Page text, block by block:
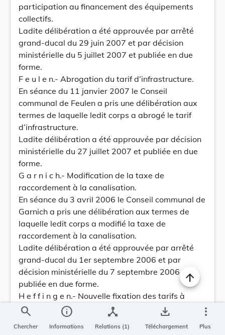
participation au financement des équipements
collectifs.
Ladite délibération a été approuvée par arrêté
grand-ducal du 29 juin 2007 et par décision
ministérielle du 5 juillet 2007 et publiée en due
forme.
F e u l e n.- Abrogation du tarif d’infrastructure.
En séance du 11 janvier 2007 le Conseil
communal de Feulen a pris une délibération aux
termes de laquelle ledit corps a abrogé le tarif
d’infrastructure.
Ladite délibération a été approuvée par décision
ministérielle du 27 juillet 2007 et publiée en due
forme.
G a r n i c h.- Modification de la taxe de
raccordement à la canalisation.
En séance du 3 avril 2006 le Conseil communal de
Garnich a pris une délibération aux termes de
laquelle ledit corps a modifié la taxe de
raccordement à la canalisation.
Ladite délibération a été approuvée par arrêté
grand-ducal du 1er septembre 2006 et par
décision ministérielle du 7 septembre 2006 et
publiée en due forme.
H e f f i n g e n.- Nouvelle fixation des tarifs à
percevoir sur l’enlèvement des ordures
ménagères et des objets encombrants.
En séance du 19 décembre 2005 le Conseil
search
Chercher
info
Informations
device_hub
Relations (1)
save_alt
Téléchargement
more_vert
Plus